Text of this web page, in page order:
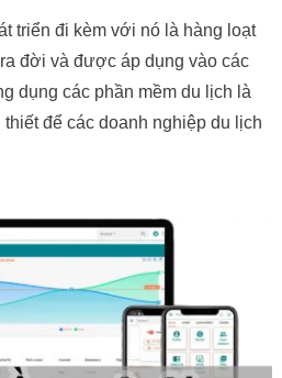
triển đi kèm với nó là hàng loạt
đời và được áp dụng vào các
dụng các phần mềm du lịch là
để các doanh nghiệp du lịch